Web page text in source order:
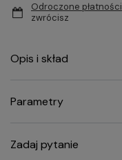
Odroczone płatności
zwrócisz
Opis i skład
Parametry
Zadaj pytanie